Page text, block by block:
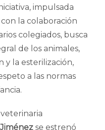
impulsada
la colaboración
colegiados, busca
de los animales,
y la esterilización,
a las normas
veterinaria
se estrenó